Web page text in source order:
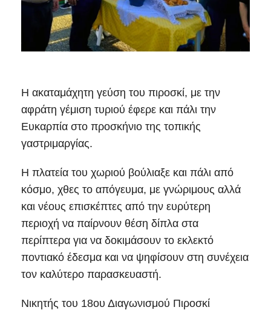
Η ακαταμάχητη γεύση του πιροσκί, με την
αφράτη γέμιση τυριού έφερε και πάλι την
Ευκαρπία στο προσκήνιο της τοπικής
γαστριμαργίας.
Η πλατεία του χωριού βούλιαξε και πάλι από
κόσμο, χθες το απόγευμα, με γνώριμους αλλά
και νέους επισκέπτες από την ευρύτερη
περιοχή να παίρνουν θέση δίπλα στα
περίπτερα για να δοκιμάσουν το εκλεκτό
ποντιακό έδεσμα και να ψηφίσουν στη συνέχεια
τον καλύτερο παρασκευαστή.
Νικητής του 18ου Διαγωνισμού Πιροσκί